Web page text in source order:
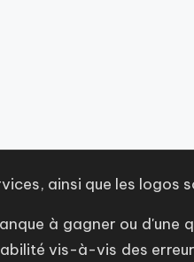
ainsi que les
à gagner ou d'une
vis-à-vis des